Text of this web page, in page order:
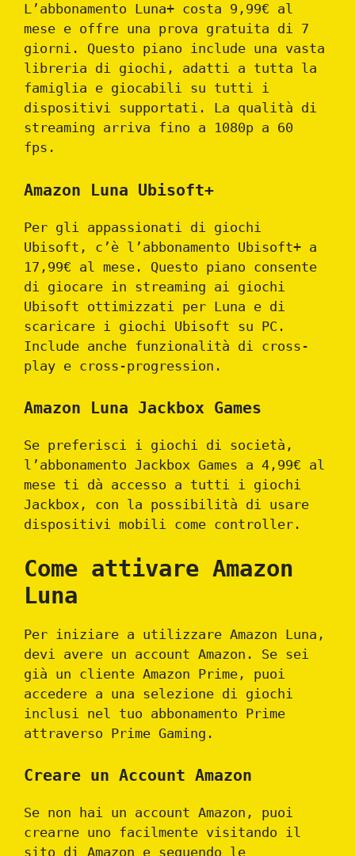
L’abbonamento Luna+ costa 9,99€ al
mese e offre una prova gratuita di 7
giorni. Questo piano include una vasta
libreria di giochi, adatti a tutta la
famiglia e giocabili su tutti i
dispositivi supportati. La qualità di
streaming arriva fino a 1080p a 60
fps.
Amazon Luna Ubisoft+
Per gli appassionati di giochi
Ubisoft, c’è l’abbonamento Ubisoft+ a
17,99€ al mese. Questo piano consente
di giocare in streaming ai giochi
Ubisoft ottimizzati per Luna e di
scaricare i giochi Ubisoft su PC.
Include anche funzionalità di cross-
play e cross-progression.
Amazon Luna Jackbox Games
Se preferisci i giochi di società,
l’abbonamento Jackbox Games a 4,99€ al
mese ti dà accesso a tutti i giochi
Jackbox, con la possibilità di usare
dispositivi mobili come controller.
Come attivare Amazon
Luna
Per iniziare a utilizzare Amazon Luna,
devi avere un account Amazon. Se sei
già un cliente Amazon Prime, puoi
accedere a una selezione di giochi
inclusi nel tuo abbonamento Prime
attraverso Prime Gaming.
Creare un Account Amazon
Se non hai un account Amazon, puoi
crearne uno facilmente visitando il
sito di Amazon e seguendo le